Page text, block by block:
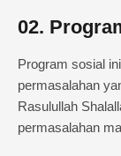
02.
Program sosial
permasalahan
Rasulullah
permasalahan